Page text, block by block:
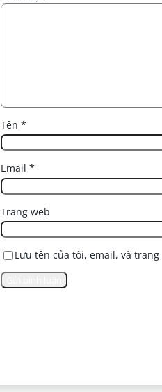
Tên *
Email *
Trang web
Lưu tên của tôi, email, và